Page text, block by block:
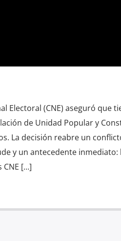
Electoral (CNE) aseguró que
de Unidad Popular y
La decisión reabre un
y un antecedente
CNE […]